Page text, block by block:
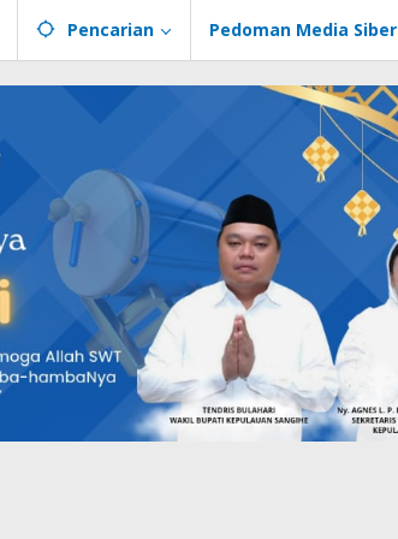
Pencarian Pedoman Media Siber